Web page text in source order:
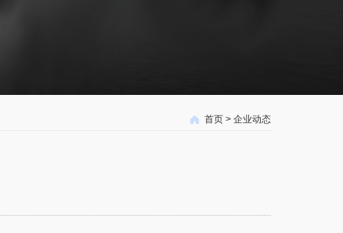
首页 > 企业动态